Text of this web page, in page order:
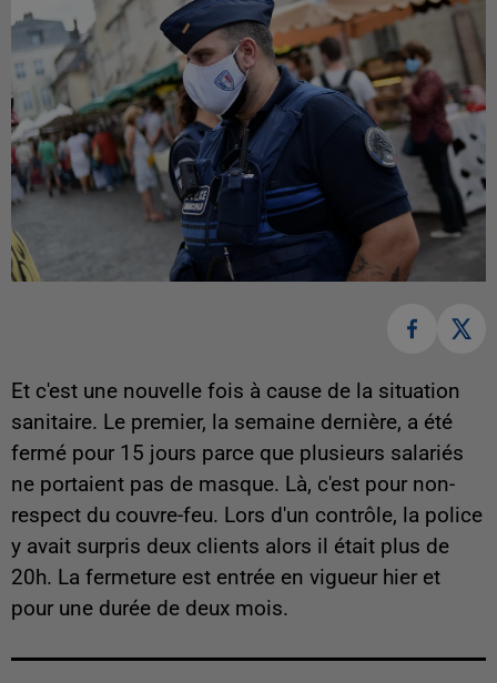
Et c'est une nouvelle fois à cause de la situation
sanitaire. Le premier, la semaine dernière, a été
fermé pour 15 jours parce que plusieurs salariés
ne portaient pas de masque. Là, c'est pour non-
respect du couvre-feu. Lors d'un contrôle, la police
y avait surpris deux clients alors il était plus de
20h. La fermeture est entrée en vigueur hier et
pour une durée de deux mois.